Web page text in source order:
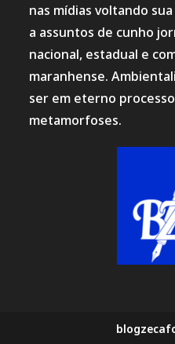
nas mídias voltando
a assuntos de cunho
nacional, estadual e
maranhense.
ser em eterno
metamorfoses.